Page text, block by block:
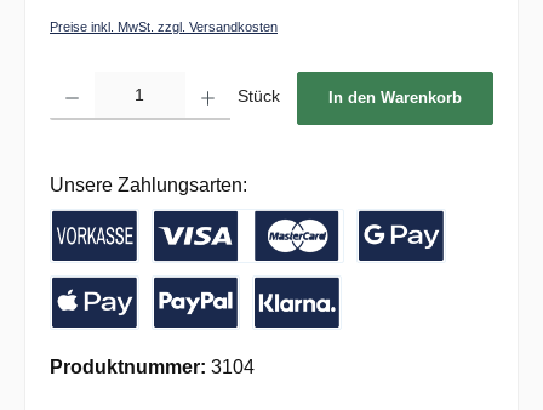
Preise inkl. MwSt. zzgl. Versandkosten
Stück In den Warenkorb
Unsere Zahlungsarten:
Vorkasse / Banküberweisung
Kreditkarte
Produktnummer: 3104